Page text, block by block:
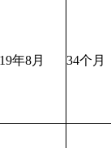
年8月 34个月